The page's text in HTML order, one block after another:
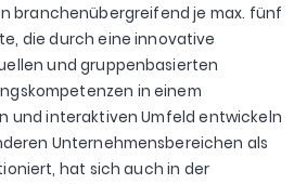
branchenübergreifend je max. fünf
die durch eine innovative
und gruppenbasierten
in einem
und interaktiven Umfeld entwickeln
Unternehmensbereichen als
hat sich auch in der